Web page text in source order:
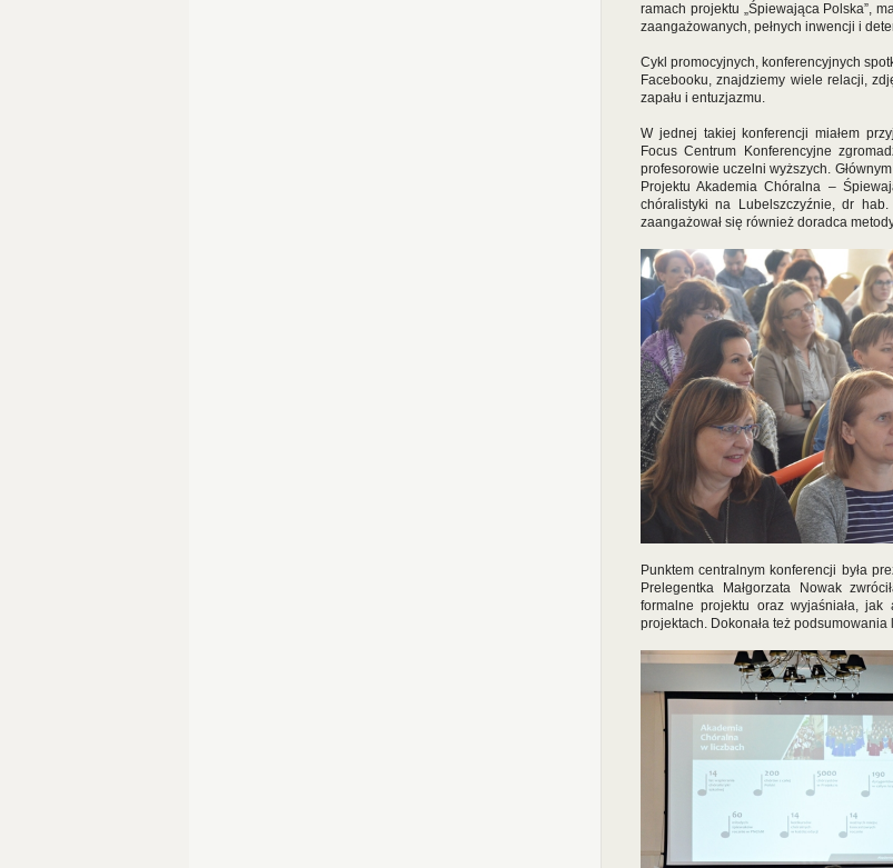
ramach projektu „Śpiewająca Polska”,
zaangażowanych, pełnych inwencji i
Cykl promocyjnych, konferencyjnych
Facebooku, znajdziemy wiele relacji,
zapału i entuzjazmu.
W jednej takiej konferencji miałem
Focus Centrum Konferencyjne
profesorowie uczelni wyższych.
Projektu Akademia Chóralna –
chóralistyki na Lubelszczyźnie, dr
zaangażował się również doradca
Punktem centralnym konferencji była
Prelegentka Małgorzata Nowak
formalne projektu oraz wyjaśniała,
projektach. Dokonała też